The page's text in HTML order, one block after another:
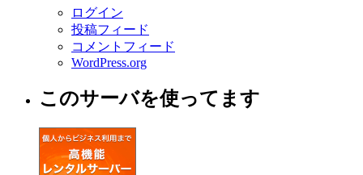
ログイン
投稿フィード
コメントフィード
WordPress.org
このサーバを使ってます